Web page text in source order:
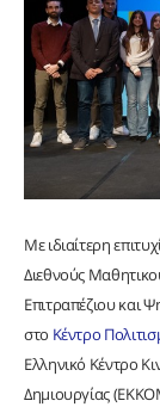
Με ιδιαίτερη
Διεθνούς
Επιτραπέζιου και
στο Κέντρο
Ελληνικό Κέντρο
Δημιουργίας